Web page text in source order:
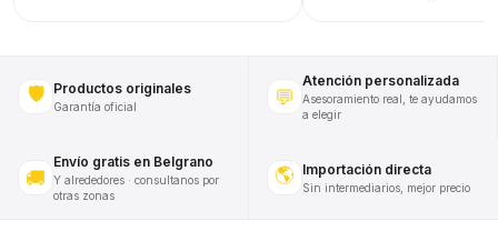
🛡️ Productos originales
Garantía oficial 💬
Atención personalizada
Asesoramiento real, te ayudamos
a elegir
🚚
Envío gratis en Belgrano
Y alrededores · consultanos por
otras zonas
🌎 Importación directa
Sin intermediarios, mejor precio